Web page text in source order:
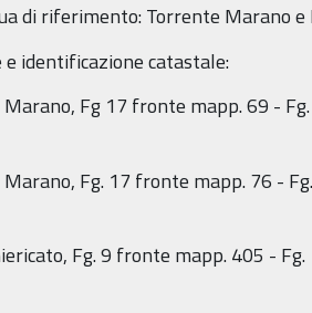
di riferimento: Torrente Marano e
e identificazione catastale:
Fg 17 fronte mapp. 69 -
Fg. 17 fronte mapp. 76 -
Fg. 9 fronte mapp. 405 -